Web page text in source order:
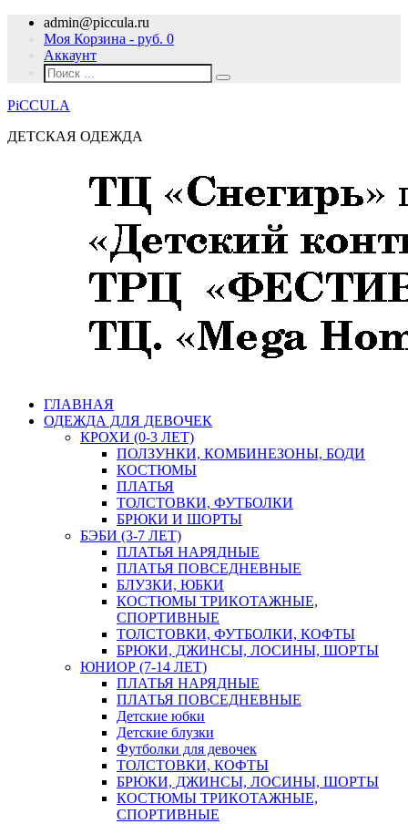
admin@piccula.ru
Моя Корзина - руб. 0
Аккаунт
PiCCULA
ДЕТСКАЯ ОДЕЖДА
ГЛАВНАЯ
ОДЕЖДА ДЛЯ ДЕВОЧЕК
КРОХИ (0-3 ЛЕТ)
ПОЛЗУНКИ, КОМБИНЕЗОНЫ, БОДИ
КОСТЮМЫ
ПЛАТЬЯ
ТОЛСТОВКИ, ФУТБОЛКИ
БРЮКИ И ШОРТЫ
БЭБИ (3-7 ЛЕТ)
ПЛАТЬЯ НАРЯДНЫЕ
ПЛАТЬЯ ПОВСЕДНЕВНЫЕ
БЛУЗКИ, ЮБКИ
КОСТЮМЫ ТРИКОТАЖНЫЕ,
СПОРТИВНЫЕ
ТОЛСТОВКИ, ФУТБОЛКИ, КОФТЫ
БРЮКИ, ДЖИНСЫ, ЛОСИНЫ, ШОРТЫ
ЮНИОР (7-14 ЛЕТ)
ПЛАТЬЯ НАРЯДНЫЕ
ПЛАТЬЯ ПОВСЕДНЕВНЫЕ
Детские юбки
Детские блузки
Футболки для девочек
ТОЛСТОВКИ, КОФТЫ
БРЮКИ, ДЖИНСЫ, ЛОСИНЫ, ШОРТЫ
КОСТЮМЫ ТРИКОТАЖНЫЕ,
СПОРТИВНЫЕ